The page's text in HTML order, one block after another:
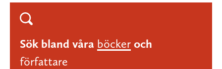
Sök bland våra böcker och
författare